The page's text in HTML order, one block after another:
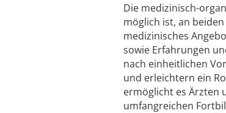
Die medizinisch-
möglich ist, an
medizinisches
sowie Erfahrungen
nach einheitlichen
und erleichtern ein
ermöglicht es Ärzten
umfangreichen